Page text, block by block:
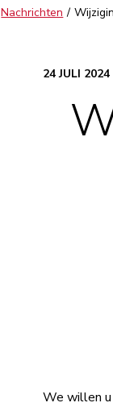
Nachrichten
24 JULI 2024
We willen